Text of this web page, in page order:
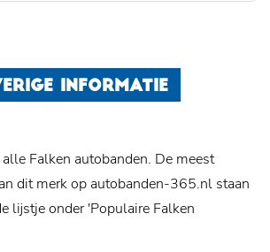
INFORMATIE
Falken autobanden. De meest
dit merk op autobanden-365.nl staan
lijstje onder 'Populaire Falken